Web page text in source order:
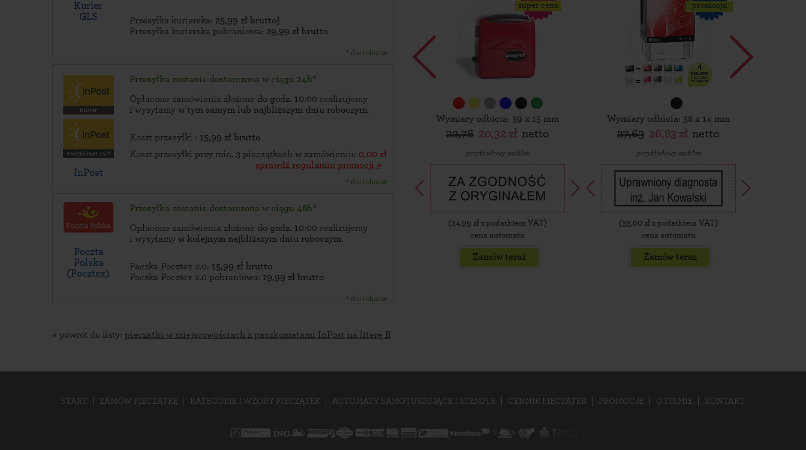
Kurier
GLS
Przesyłka kurierska: 25,99 zł brutto}
Przesyłka kurierska pobraniowa: 29,99 zł brutto
* dni robocze
InPost
Przesyłka zostanie dostarczona w ciągu 24h*
Opłacone zamówienia złożone do godz. 10:00 realizujemy
i wysyłamy w tym samym lub najbliższym dniu roboczym.
Koszt przesyłki : 15,99 zł brutto
Koszt przesyłki przy min. 3 pieczątkach w zamówieniu: 0.00 zł
sprawdź regulamin promocji »
* dni robocze
Poczta
Polska
(Pocztex)
Przesyłka zostanie dostarczona w ciągu 48h*
Opłacone zamówienia złożone do godz. 10:00 realizujemy
i wysyłamy w kolejnym najbliższym dniu roboczym.
Paczka Pocztex 2.0: 15,99 zł brutto
Paczka Pocztex 2.0 pobraniowa: 19,99 zł brutto
* dni robocze
super cena
Wymiary odbicia: 39 x 15 mm
22,76 20,32 zł netto
przykładowy szablon
( 24,99 zł z podatkiem VAT)
cena automatu
Zamów teraz
promocja
Wymiary odbicia: 38 x 14 mm
27,63 26,83 zł netto
przykładowy szablon
( 33,00 zł z podatkiem VAT)
cena automatu
Zamów teraz
« powrót do listy: pieczątki w miejscowościach z paczkomatami InPost na literę B
START ZAMÓW PIECZĄTKĘ KATEGORIE I WZORY PIECZĄTEK AUTOMATY SAMOTUSZUJĄCE I STEMPLE CENNIK PIECZĄTEK PROMOCJE O FIRMIE KONTAKT